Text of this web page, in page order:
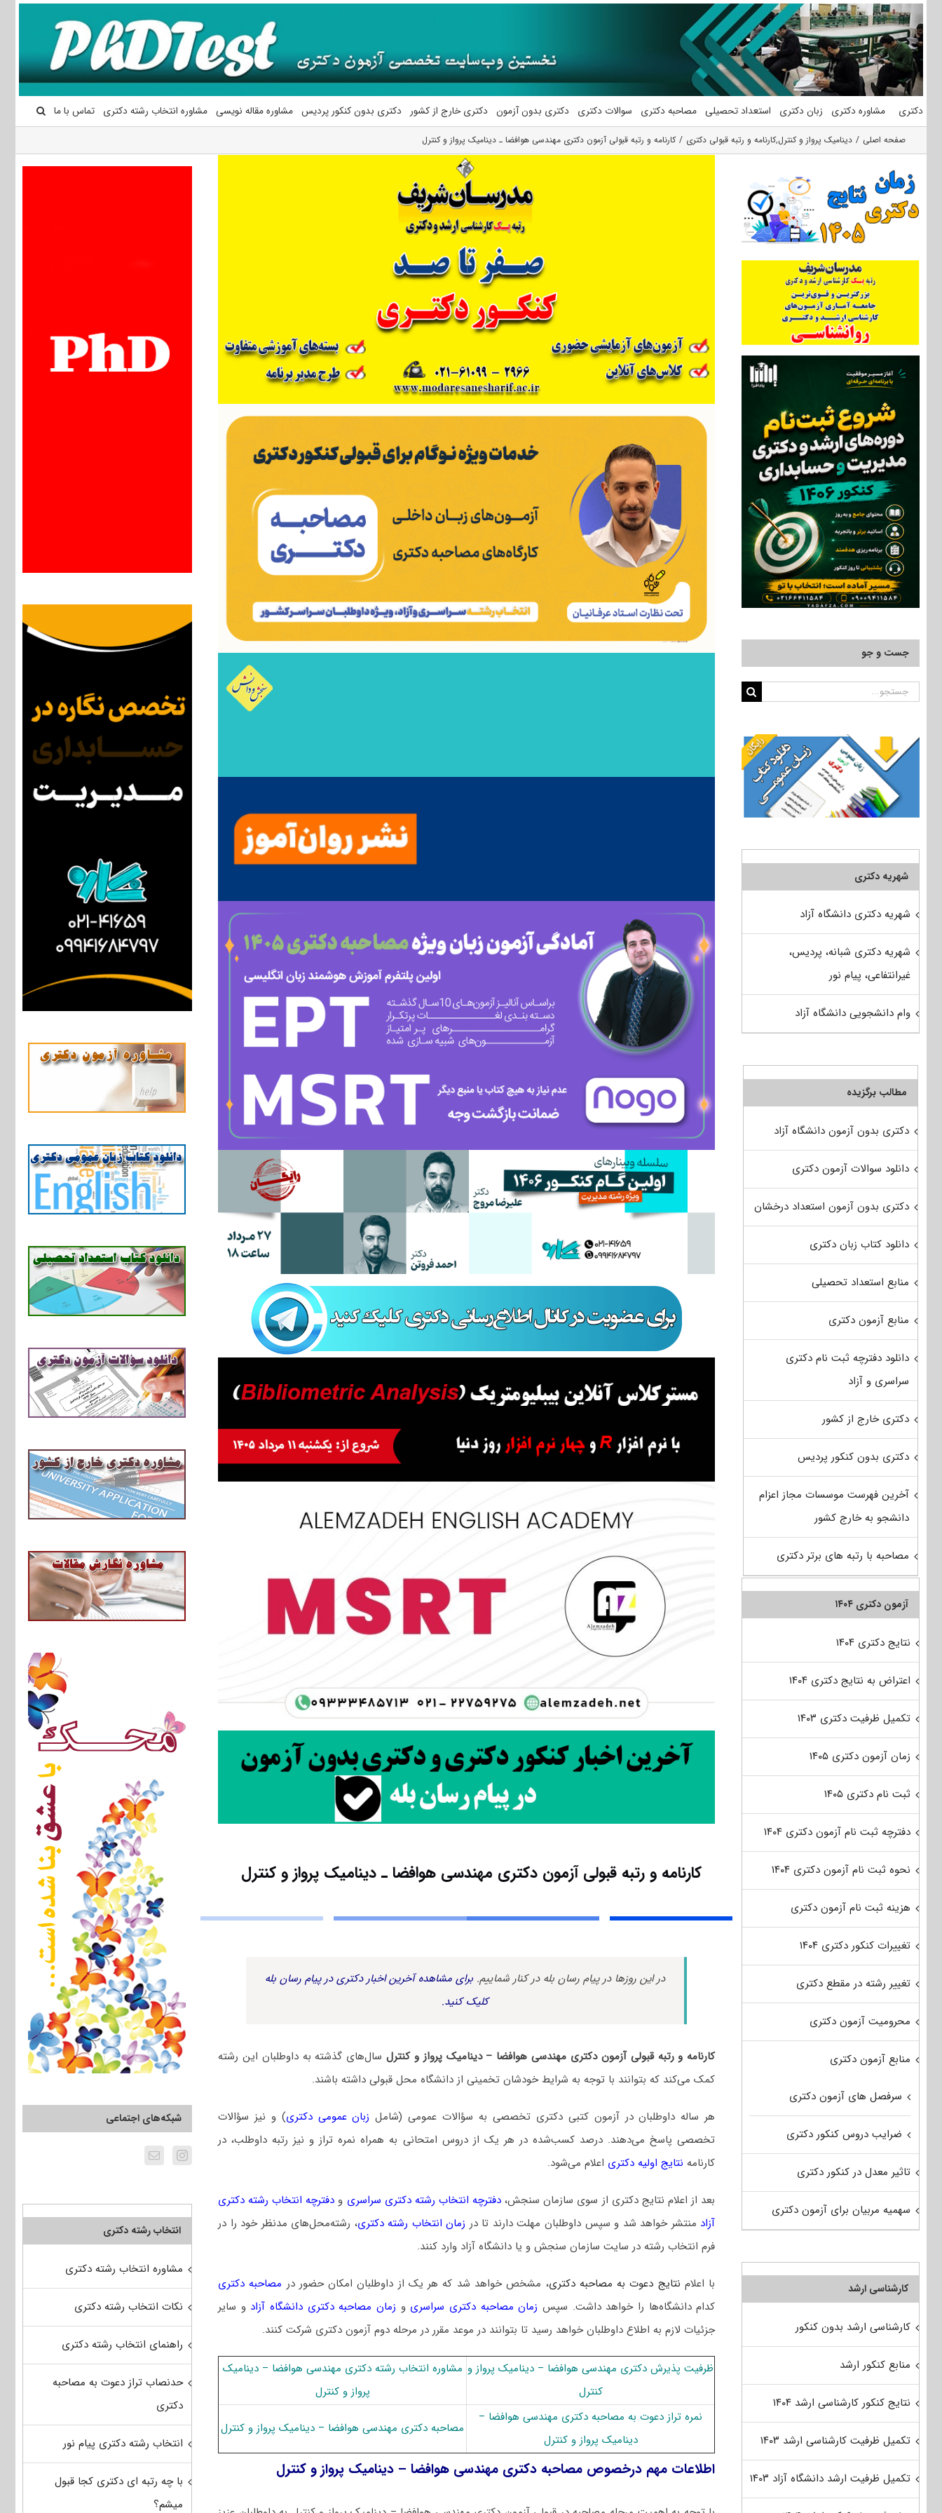
محتوا
دکتری مشاوره دکتری زبان دکتری استعداد تحصیلی مصاحبه دکتری سوالات دکتری دکتری بدون آزمون دکتری خارج از کشور دکتری بدون کنکور پردیس مشاوره مقاله نویسی مشاوره انتخاب رشته دکتری تماس با ما
صفحه اصلی دینامیک پرواز و کنترل,کارنامه و رتبه قبولی دکتری کارنامه و رتبه قبولی آزمون دکتری ﻣﻬﻨﺪسی ﻫﻮاﻓﻀﺎ ـ دﻳﻨﺎمیک ﭘﺮواز و ﻛﻨﺘﺮل
کارنامه و رتبه قبولی آزمون دکتری ﻣﻬﻨﺪسی ﻫﻮاﻓﻀﺎ ـ دﻳﻨﺎمیک ﭘﺮواز و ﻛﻨﺘﺮل
در این روزها در پیام رسان بله در کنار شماییم. برای مشاهده آخرین اخبار دکتری در پیام رسان بله
کلیک کنید.
کارنامه و رتبه قبولی آزمون دکتری ﻣﻬﻨﺪسی ﻫﻮاﻓﻀﺎ – دﻳﻨﺎمیک ﭘﺮواز و ﻛﻨﺘﺮلسال‌های گذشته به داوطلبان این رشته
کمک می‌کند که بتوانند با توجه به شرایط خودشان تخمینی از دانشگاه محل قبولی داشته باشند.
هر ساله داوطلبان در آزمون کتبی دکتری تخصصی به سؤالات عمومی (شامل زبان عمومی دکتری) و نیز سؤالات
تخصصی پاسخ می‌دهند. درصد کسب‌شده در هر یک از دروس امتحانی به همراه نمره تراز و نیز رتبه داوطلب، در
کارنامه نتایج اولیه دکتری اعلام می‌شود.
بعد از اعلام نتایج دکتری از سوی سازمان سنجش، دفترچه انتخاب رشته دکتری سراسری و دفترچه انتخاب رشته دکتری
آزاد منتشر خواهد شد و سپس داوطلبان مهلت دارند تا در زمان انتخاب رشته دکتری، رشته‌محل‌های مدنظر خود را در
فرم انتخاب رشته در سایت سازمان سنجش و یا دانشگاه آزاد وارد کنند.
با اعلام نتایج دعوت به مصاحبه دکتری، مشخص خواهد شد که هر یک از داوطلبان امکان حضور در مصاحبه دکتری
کدام دانشگاه‌ها را خواهد داشت. سپس زمان مصاحبه دکتری سراسری و زمان مصاحبه دکتری دانشگاه آزاد و سایر
جزئیات لازم به اطلاع داوطلبان خواهد رسید تا بتوانند در موعد مقرر در مرحله دوم آزمون دکتری شرکت کنند.
ظرفیت پذیرش دکتری ﻣﻬﻨﺪسی ﻫﻮاﻓﻀﺎ – دﻳﻨﺎمیک ﭘﺮواز و
ﻛﻨﺘﺮل
مشاوره انتخاب رشته دکتری ﻣﻬﻨﺪسی ﻫﻮاﻓﻀﺎ – دﻳﻨﺎمیک
ﭘﺮواز و ﻛﻨﺘﺮل
نمره تراز دعوت به مصاحبه دکتری ﻣﻬﻨﺪسی ﻫﻮاﻓﻀﺎ –
دﻳﻨﺎمیک ﭘﺮواز و ﻛﻨﺘﺮل
مصاحبه دکتری ﻣﻬﻨﺪسی ﻫﻮاﻓﻀﺎ – دﻳﻨﺎمیک ﭘﺮواز و ﻛﻨﺘﺮل
اطلاعات مهم درخصوص مصاحبه دکتری ﻣﻬﻨﺪسی ﻫﻮاﻓﻀﺎ – دﻳﻨﺎمیک ﭘﺮواز و ﻛﻨﺘﺮل
شبکه‌های اجتماعی
انتخاب رشته دکتری
مشاوره انتخاب رشته دکتری
نکات انتخاب رشته دکتری
راهنمای انتخاب رشته دکتری
حدنصاب تراز دعوت به مصاحبه
دکتری
انتخاب رشته دکتری پیام نور
با چه رتبه ای دکتری کجا قبول
میشم؟
جست و جو
جستجو
شهریه دکتری
شهریه دکتری دانشگاه آزاد
شهریه دکتری شبانه، پردیس،
غیرانتفاعی، پیام نور
وام دانشجویی دانشگاه آزاد
مطالب برگزیده
دکتری بدون آزمون دانشگاه آزاد
دانلود سوالات آزمون دکتری
دکتری بدون آزمون استعداد درخشان
دانلود کتاب زبان دکتری
منابع استعداد تحصیلی
منابع آزمون دکتری
دانلود دفترچه ثبت نام دکتری
سراسری و آزاد
دکتری خارج از کشور
دکتری بدون کنکور پردیس
آخرین فهرست موسسات مجاز اعزام
دانشجو به خارج کشور
مصاحبه با رتبه های برتر دکتری
آزمون دکتری ۱۴۰۴
نتایج دکتری ۱۴۰۴
اعتراض به نتایج دکتری ۱۴۰۴
تکمیل ظرفیت دکتری ۱۴۰۳
زمان آزمون دکتری ۱۴۰۵
ثبت نام دکتری ۱۴۰۵
دفترچه ثبت نام آزمون دکتری ۱۴۰۴
نحوه ثبت نام آزمون دکتری ۱۴۰۴
هزینه ثبت نام آزمون دکتری
تغییرات کنکور دکتری ۱۴۰۴
تغییر رشته در مقطع دکتری
محرومیت آزمون دکتری
منابع آزمون دکتری
سرفصل های آزمون دکتری
ضرایب دروس کنکور دکتری
تاثیر معدل در کنکور دکتری
سهمیه مربیان برای آزمون دکتری
کارشناسی ارشد
کارشناسی ارشد بدون کنکور
منابع کنکور ارشد
نتایج کنکور کارشناسی ارشد ۱۴۰۴
تکمیل ظرفیت کارشناسی ارشد ۱۴۰۳
تکمیل ظرفیت ارشد دانشگاه آزاد ۱۴۰۳